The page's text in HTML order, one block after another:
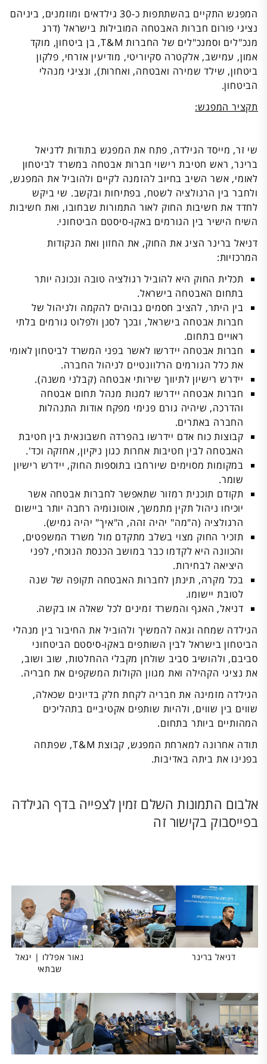
המפגש התקיים בהשתתפות כ-30 גילדאים ומוזמנים, ביניהם
נציגי פורום חברות האבטחה המובילות בישראל (דרג
מנכ"לים וסמנכ"לים של החברות T&M, בן ביטחון, מוקד
אמון, עמישב, אלקטרה סקיוריטי, מודיעין אזרחי, פלקון
ביטחון, שילד שמירה ואבטחה, ואחרות), ונציגי מנהלי
הביטחון.
תקציר המפגש:
שי זר, מייסד הגילדה, פתח את המפגש בתודות לדניאל
ברינר, ראש חטיבת רישוי חברות אבטחה במשרד לביטחון
לאומי, אשר השיב בחיוב להזמנה לקיים ולהוביל את המפגש,
ולחבר בין הרגולציה לשטח, בפתיחות ובקשב. שי ביקש
לחדד את חשיבות החוק לאור התמורות שבחובו, ואת חשיבות
השיח הישיר בין הגורמים באקו-סיסטם הביטחוני.
דניאל ברינר הציג את החוק, את החזון ואת הנקודות
המרכזיות:
תכלית החוק היא להוביל רגולציה טובה ונכונה יותר
בתחום האבטחה בישראל.
בין היתר, להציב חסמים גבוהים להקמה ולניהול של
חברות אבטחה בישראל, ובכך לסנן ולפלוט גורמים בלתי
ראויים בתחום.
חברות אבטחה יידרשו לאשר בפני המשרד לביטחון לאומי
את כלל הגורמים הרלוונטיים לניהול החברה.
יידרש רישיון לתיווך שירותי אבטחה (קבלני משנה).
חברות אבטחה יידרשו למנות מנהל תחום אבטחה
והדרכה, שיהיה גורם פנימי מפקח אודות התנהלות
החברה באתרים.
קבוצות כוח אדם יידרשו בהפרדה חשבונאית בין חטיבת
האבטחה לבין חטיבות אחרות כגון ניקיון, אחזקה וכד'.
במקומות מסוימים שיורחבו בתוספות החוק, יידרש רישיון
שומר.
תקודם תוכנית רמזור שתאפשר לחברות אבטחה אשר
יוכיחו ניהול תקין מתמשך, אוטונומיה רחבה יותר ביישום
הרגולציה (ה"מה" יהיה זהה, ה"איך" יהיה גמיש).
תזכיר החוק מצוי בשלב מתקדם מול משרד המשפטים,
והכוונה היא לקדמו כבר במושב הכנסת הנוכחי, לפני
היציאה לבחירות.
בכל מקרה, תינתן לחברות האבטחה תקופה של שנה
לטובת יישומו.
דניאל, האגף והמשרד זמינים לכל שאלה או בקשה.
הגילדה שמחה וגאה להמשיך ולהוביל את החיבור בין מנהלי
הביטחון בישראל לבין השותפים באקו-סיסטם הביטחוני
סביבם, ולהושיב סביב שולחן מקבלי ההחלטות, שוב ושוב,
את נציגי הקהילה ואת מגוון הקולות המשקפים את חבריה.
הגילדה מזמינה את חבריה לקחת חלק בדיונים שכאלה,
שווים בין שווים, ולהיות שותפים אקטיביים בתהליכים
המהותיים ביותר בתחום.
תודה אחרונה למארחת המפגש, קבוצת T&M, שפתחה
בפנינו את ביתה באדיבות.
אלבום התמונות השלם זמין לצפייה בדף הגילדה
בפייסבוק בקישור זה
דניאל ברינר
נאור אפללו | יגאל
שבתאי